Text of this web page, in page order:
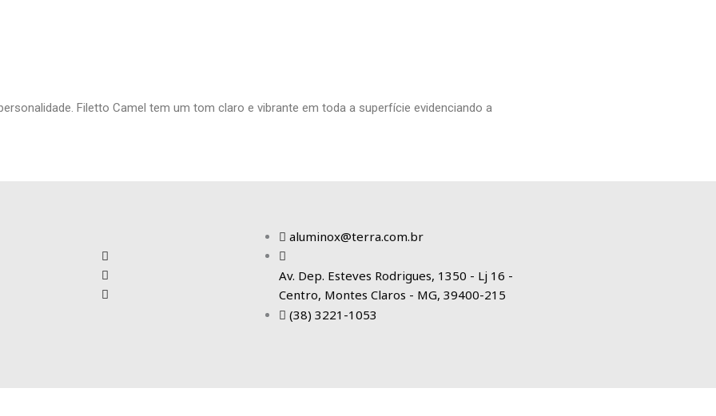
Filetto Camel tem um tom claro e vibrante em toda a superfície evidenciando a
aluminox@terra.com.br
Av. Dep. Esteves Rodrigues, 1350 - Lj 16 -
Centro, Montes Claros - MG, 39400-215
(38) 3221-1053